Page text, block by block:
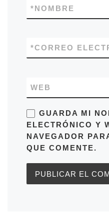
NOMBRE
*
CORREO
*
WEB
GUARDA MI
ELECTRÓNICO Y
NAVEGADOR
QUE COMENTE.